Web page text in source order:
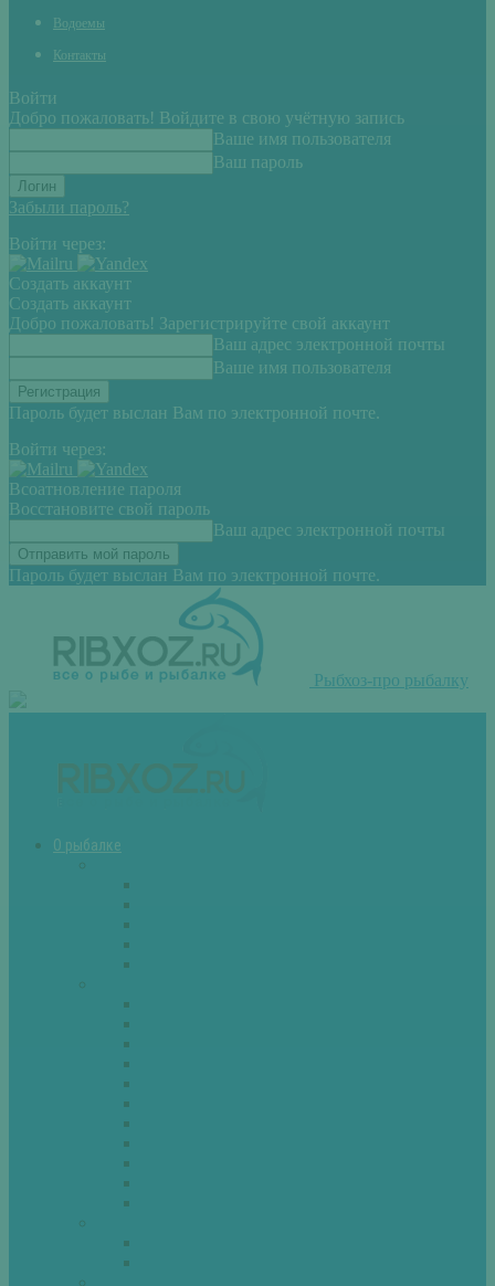
Водоемы
Контакты
Войти
Добро пожаловать! Войдите в свою учётную запись
Ваше имя пользователя
Ваш пароль
Забыли пароль?
Войти через:
Создать аккаунт
Создать аккаунт
Добро пожаловать! Зарегистрируйте свой аккаунт
Ваш адрес электронной почты
Ваше имя пользователя
Пароль будет выслан Вам по электронной почте.
Войти через:
Всоатновление пароля
Восстановите свой пароль
Ваш адрес электронной почты
Пароль будет выслан Вам по электронной почте.
Рыбхоз-про рыбалку
О рыбалке